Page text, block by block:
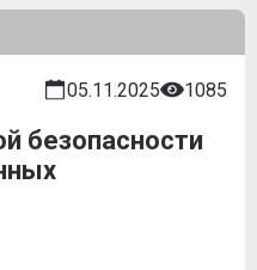
05.11.2025 1085
безопасности